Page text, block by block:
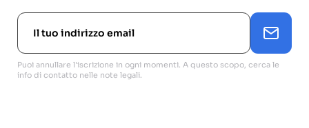
Puoi annullare l'iscrizione in ogni momenti. A questo scopo, cerca le
info di contatto nelle note legali.